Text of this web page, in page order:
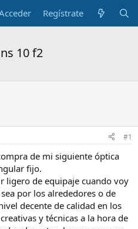
Regístrate
10 f2
#1
de mi siguiente óptica
fijo.
ligero de equipaje cuando voy
por los alrededores o de
decente de calidad en los
y técnicas a la hora de